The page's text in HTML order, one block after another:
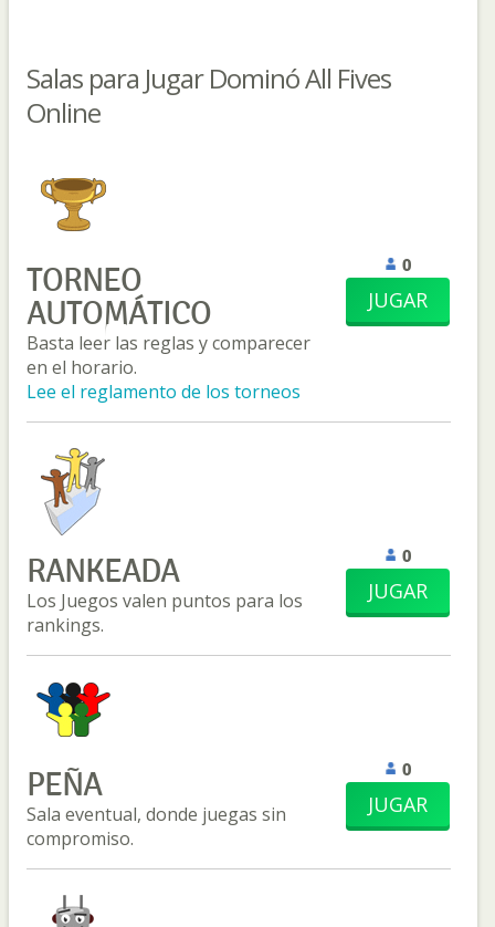
Salas para Jugar Dominó All Fives
Online
TORNEO
AUTOMÁTICO
Basta leer las reglas y comparecer
en el horario.
Lee el reglamento de los torneos
0
JUGAR
RANKEADA
Los Juegos valen puntos para los
rankings.
0
JUGAR
PEÑA
Sala eventual, donde juegas sin
compromiso.
0
JUGAR